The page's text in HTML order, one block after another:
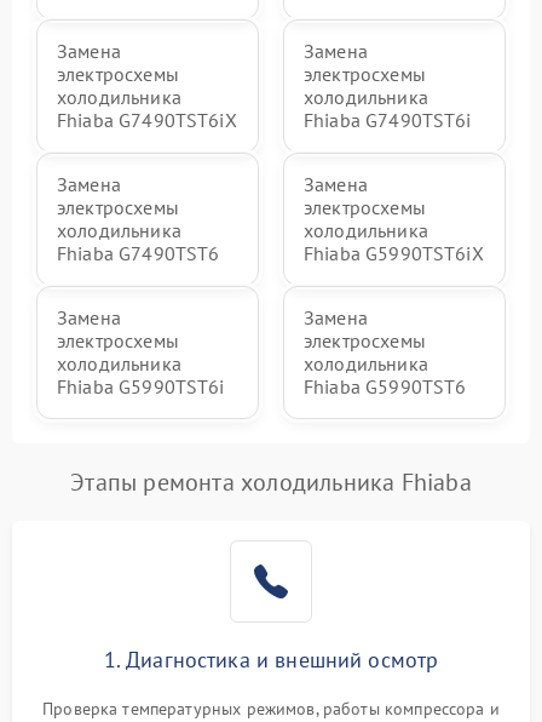
Замена
электросхемы
холодильника
Fhiaba G7490TST6iX
Замена
электросхемы
холодильника
Fhiaba G7490TST6i
Замена
электросхемы
холодильника
Fhiaba G7490TST6
Замена
электросхемы
холодильника
Fhiaba G5990TST6iX
Замена
электросхемы
холодильника
Fhiaba G5990TST6i
Замена
электросхемы
холодильника
Fhiaba G5990TST6
Этапы ремонта холодильника Fhiaba
1. Диагностика и внешний осмотр
Проверка температурных режимов, работы компрессора и